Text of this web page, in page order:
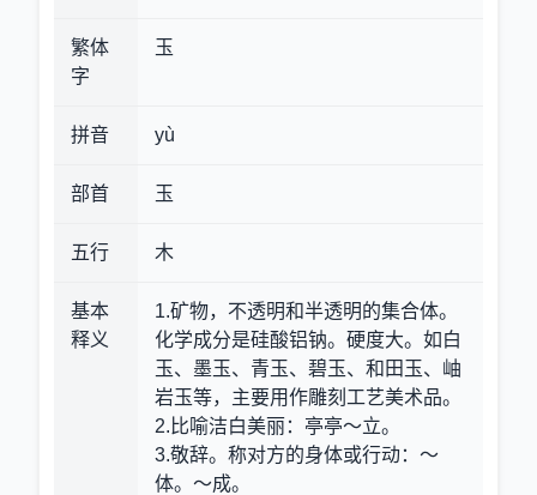
繁体
字
玉
拼音 yù
部首 玉
五行 木
基本
释义
1.矿物，不透明和半透明的集合体。
化学成分是硅酸铝钠。硬度大。如白
玉、墨玉、青玉、碧玉、和田玉、岫
岩玉等，主要用作雕刻工艺美术品。
2.比喻洁白美丽 ：亭亭～立。
3.敬辞。称对方的身体或行动：～
体。～成。